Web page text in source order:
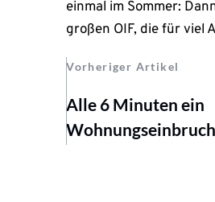
einmal im Sommer:
großen OIF, die für viel
Vorheriger Artikel
Alle 6 Minuten ein
Wohnungseinbruch